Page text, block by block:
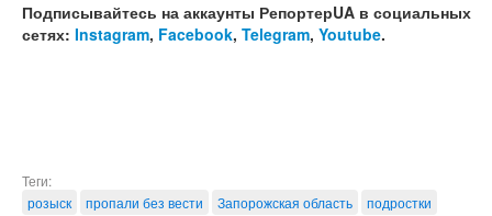
Подписывайтесь на аккаунты РепортерUA в социальных
сетях: Instagram, Facebook, Telegram, Youtube.
Теги:
розыск
пропали без вести Запорожская область подростки